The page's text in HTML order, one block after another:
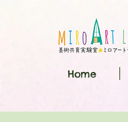
Home